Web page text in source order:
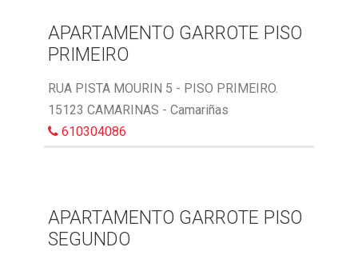
APARTAMENTO GARROTE PISO
PRIMEIRO
RUA PISTA MOURIN 5 - PISO PRIMEIRO.
15123 CAMARINAS - Camariñas
610304086
APARTAMENTO GARROTE PISO
SEGUNDO